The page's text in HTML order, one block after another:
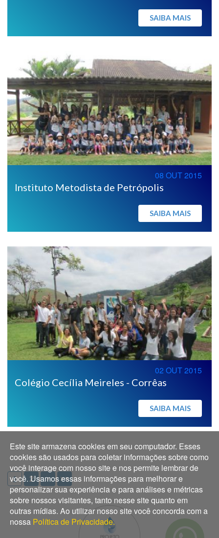
1 2 > >>
SAIBA MAIS
Instituto Metodista de Petrópolis
08 OUT 2015
SAIBA MAIS
Colégio Cecília Meireles - Corrêas
02 OUT 2015
SAIBA MAIS
Este site armazena cookies em seu computador. Esses
cookies são usados para coletar informações sobre como
você interage com nosso site e nos permite lembrar de
você. Usamos essas informações para melhorar e
personalizar sua experiência e para análises e métricas
sobre nossos visitantes, tanto nesse site quanto em
outras mídias. Ao utilizar nosso site você concorda com a
nossa Política de Privacidade.